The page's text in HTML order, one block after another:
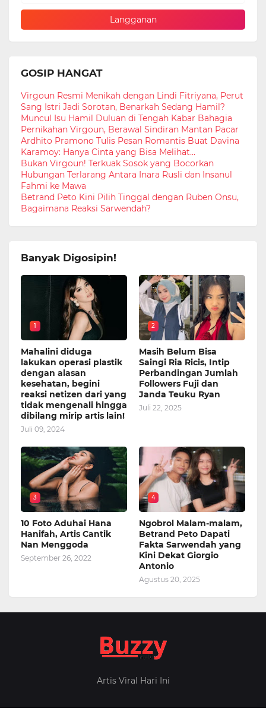
GOSIP HANGAT
Virgoun Resmi Menikah dengan Lindi Fitriyana, Perut
Sang Istri Jadi Sorotan, Benarkah Sedang Hamil?
Muncul Isu Hamil Duluan di Tengah Kabar Bahagia
Pernikahan Virgoun, Berawal Sindiran Mantan Pacar
Ardhito Pramono Tulis Pesan Romantis Buat Davina
Karamoy: Hanya Cinta yang Bisa Melihat...
Bukan Virgoun! Terkuak Sosok yang Bocorkan
Hubungan Terlarang Antara Inara Rusli dan Insanul
Fahmi ke Mawa
Betrand Peto Kini Pilih Tinggal dengan Ruben Onsu,
Bagaimana Reaksi Sarwendah?
Banyak Digosipin!
1
Mahalini diduga
lakukan operasi plastik
dengan alasan
kesehatan, begini
reaksi netizen dari yang
tidak mengenali hingga
dibilang mirip artis lain!
Juli 09, 2024
2
Masih Belum Bisa
Saingi Ria Ricis, Intip
Perbandingan Jumlah
Followers Fuji dan
Janda Teuku Ryan
Juli 22, 2025
3
10 Foto Aduhai Hana
Hanifah, Artis Cantik
Nan Menggoda
September 26, 2022
4
Ngobrol Malam-malam,
Betrand Peto Dapati
Fakta Sarwendah yang
Kini Dekat Giorgio
Antonio
Agustus 20, 2025
Artis Viral Hari Ini